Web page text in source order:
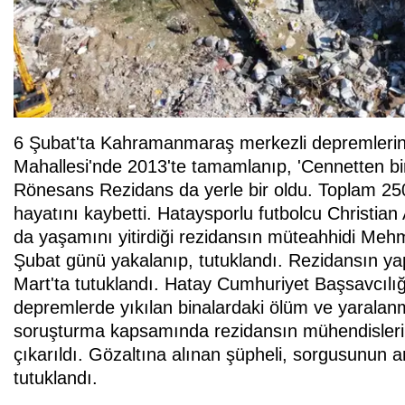
6 Şubat'ta Kahramanmaraş merkezli
Mahallesi'nde 2013'te tamamlanıp, 'Cennetten
Rönesans Rezidans da yerle bir oldu. Toplam
hayatını kaybetti. Hataysporlu futbolcu
da yaşamını yitirdiği rezidansın müteahhidi
Şubat günü yakalanıp, tutuklandı. Rezidansın
Mart'ta tutuklandı. Hatay Cumhuriyet
depremlerde yıkılan binalardaki ölüm ve
soruşturma kapsamında rezidansın
çıkarıldı. Gözaltına alınan şüpheli, sorgusunun
tutuklandı.